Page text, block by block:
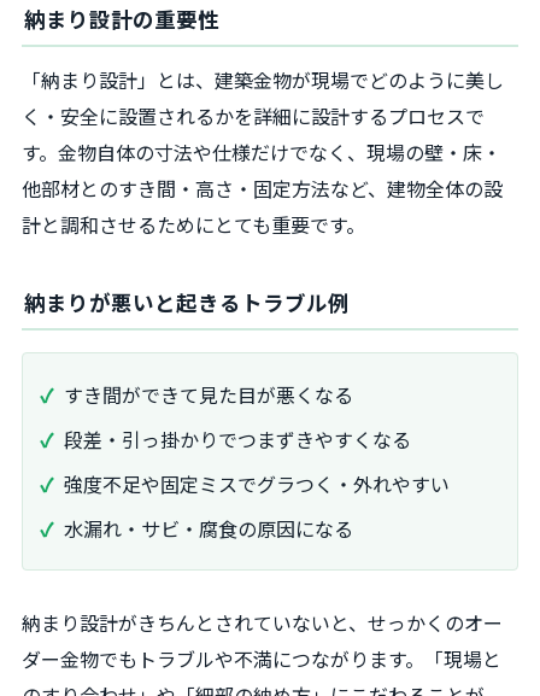
納まり設計の重要性
「納まり設計」とは、建築金物が現場でどのように美し
く・安全に設置されるかを詳細に設計するプロセスで
す。金物自体の寸法や仕様だけでなく、現場の壁・床・
他部材とのすき間・高さ・固定方法など、建物全体の設
計と調和させるためにとても重要です。
納まりが悪いと起きるトラブル例
すき間ができて見た目が悪くなる
段差・引っ掛かりでつまずきやすくなる
強度不足や固定ミスでグラつく・外れやすい
水漏れ・サビ・腐食の原因になる
納まり設計がきちんとされていないと、せっかくのオー
ダー金物でもトラブルや不満につながります。「現場と